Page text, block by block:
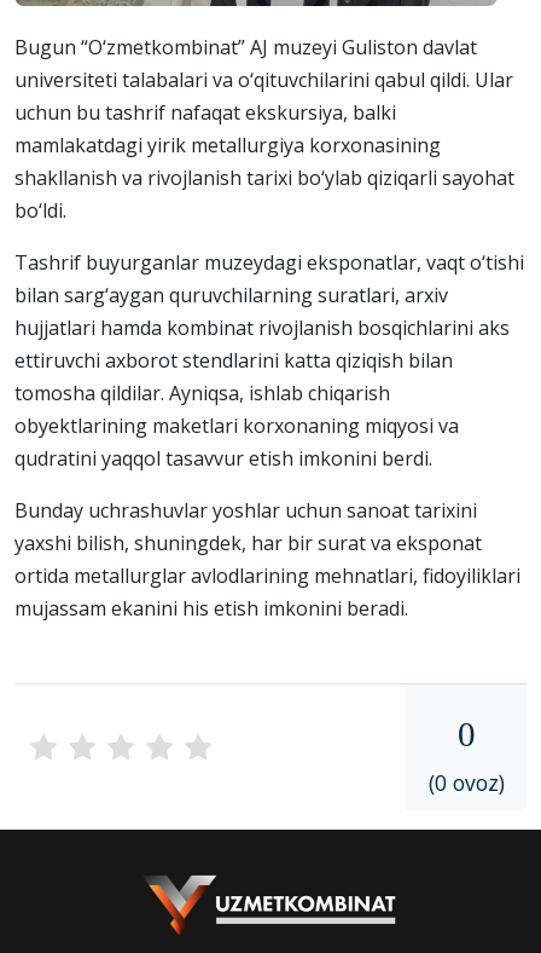
Bugun “O‘zmetkombinat” AJ muzeyi Guliston davlat
universiteti talabalari va o‘qituvchilarini qabul qildi. Ular
uchun bu tashrif nafaqat ekskursiya, balki
mamlakatdagi yirik metallurgiya korxonasining
shakllanish va rivojlanish tarixi bo‘ylab qiziqarli sayohat
bo‘ldi.
Tashrif buyurganlar muzeydagi eksponatlar, vaqt o‘tishi
bilan sarg‘aygan quruvchilarning suratlari, arxiv
hujjatlari hamda kombinat rivojlanish bosqichlarini aks
ettiruvchi axborot stendlarini katta qiziqish bilan
tomosha qildilar. Ayniqsa, ishlab chiqarish
obyektlarining maketlari korxonaning miqyosi va
qudratini yaqqol tasavvur etish imkonini berdi.
Bunday uchrashuvlar yoshlar uchun sanoat tarixini
yaxshi bilish, shuningdek, har bir surat va eksponat
ortida metallurglar avlodlarining mehnatlari, fidoyiliklari
mujassam ekanini his etish imkonini beradi.
0
(0 ovoz)